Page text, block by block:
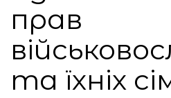
прав
та їхніх